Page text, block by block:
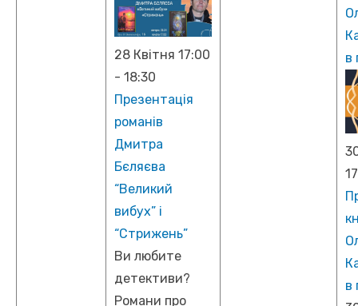
28 Квітня 17:00
- 18:30
Презентація
романів
Дмитра
Бєляєва
“Великий
вибух” і
“Стрижень”
Ви любите
детективи?
Романи про
в
в